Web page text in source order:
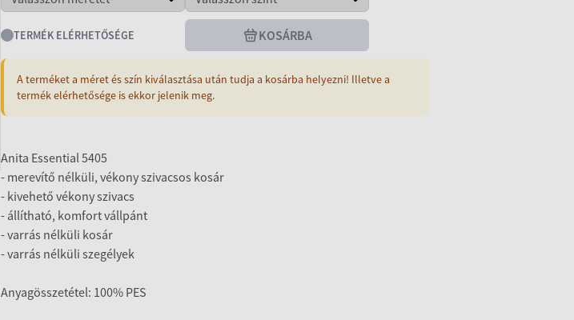
TERMÉK ELÉRHETŐSÉGE KOSÁRBA
A terméket a méret és szín kiválasztása után tudja a kosárba helyezni! Illetve a
termék elérhetősége is ekkor jelenik meg.
Anita Essential 5405
- merevítő nélküli, vékony szivacsos kosár
- kivehető vékony szivacs
- állítható, komfort vállpánt
- varrás nélküli kosár
- varrás nélküli szegélyek
Anyagösszetétel: 100% PES